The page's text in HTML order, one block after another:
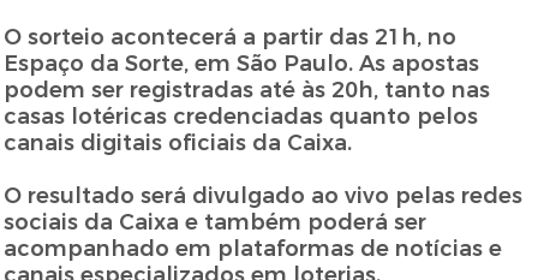
O sorteio acontecerá a partir das 21h, no
Espaço da Sorte, em São Paulo. As apostas
podem ser registradas até às 20h, tanto nas
casas lotéricas credenciadas quanto pelos
canais digitais oficiais da Caixa.
O resultado será divulgado ao vivo pelas redes
sociais da Caixa e também poderá ser
acompanhado em plataformas de notícias e